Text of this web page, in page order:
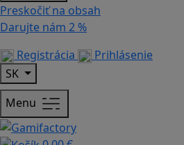
Preskočiť na obsah
Darujte nám 2 %
Registrácia
Prihlásenie
SK
Menu